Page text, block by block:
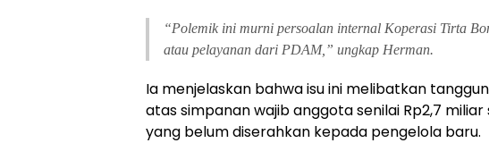
“Polemik ini murni persoalan internal Koperasi Tirta
atau pelayanan dari PDAM,” ungkap Herman.
Ia menjelaskan bahwa isu ini melibatkan
atas simpanan wajib anggota senilai Rp2,7
yang belum diserahkan kepada pengelola baru.